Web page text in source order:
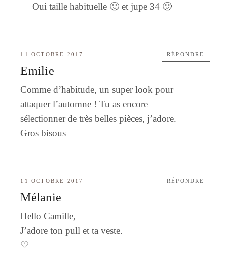
Oui taille habituelle 🙂 et jupe 34 🙂
11 OCTOBRE 2017
Emilie
Comme d’habitude, un super look pour
attaquer l’automne ! Tu as encore
sélectionner de très belles pièces, j’adore.
Gros bisous
RÉPONDRE
11 OCTOBRE 2017
Mélanie
Hello Camille,
J’adore ton pull et ta veste.
♡
RÉPONDRE